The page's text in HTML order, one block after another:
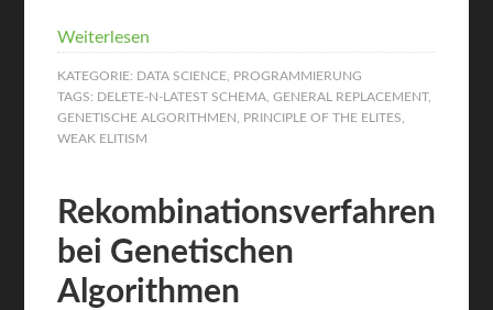
Weiterlesen
KATEGORIE: DATA SCIENCE PROGRAMMIERUNG
TAGS: DELETE-N-LATEST SCHEMA ,GENERAL REPLACEMENT,
GENETISCHE ALGORITHMEN
PRINCIPLE OF THE ELITES
WEAK ELITISM
Rekombinationsverfahren
bei Genetischen
Algorithmen